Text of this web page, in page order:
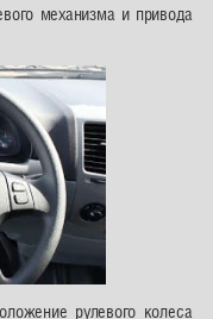
механизма и привода
рулевого колеса